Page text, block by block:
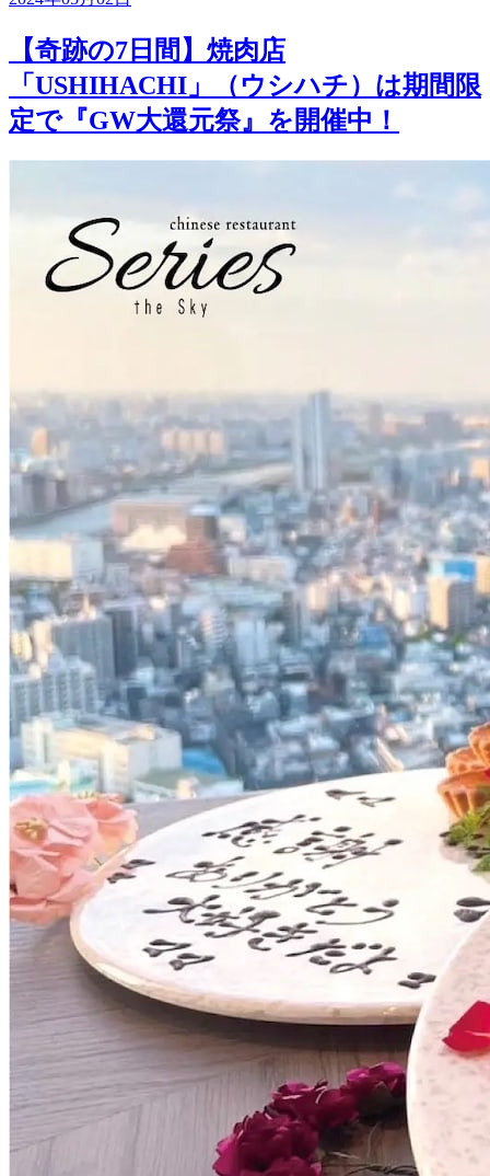
【奇跡の7日間】焼肉店
「USHIHACHI」（ウシハチ）は期間限
定で『GW大還元祭』を開催中！